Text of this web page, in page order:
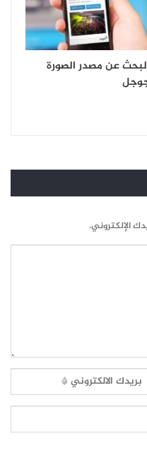
عن مصدر الصورة
الإلكتروني.